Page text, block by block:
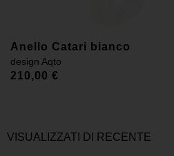
Anello Catari bianco
design Aqto
210,00 €
VISUALIZZATI DI RECENTE